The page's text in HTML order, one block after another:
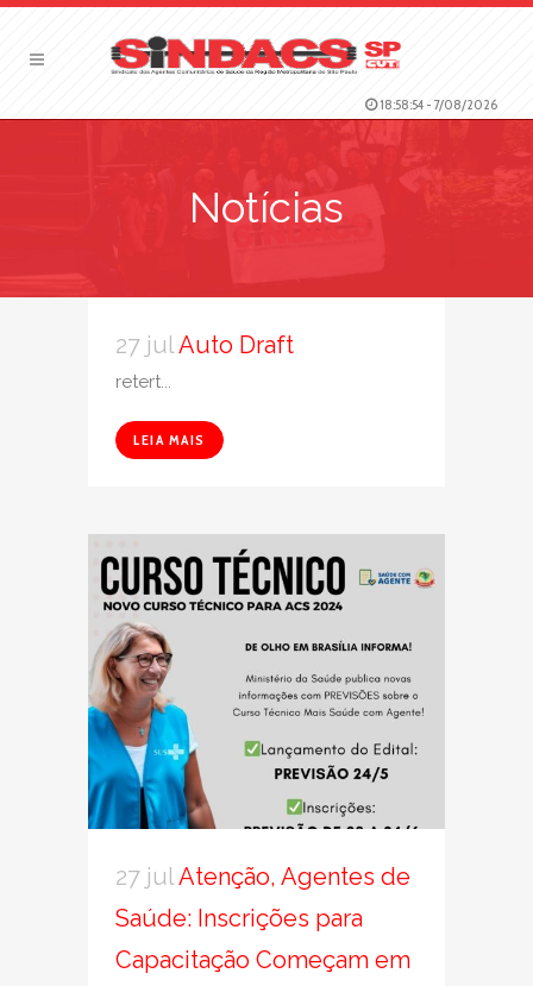
18:58:55 - 7/08/2026
Notícias
27 julAuto Draft
retert...
LEIA MAIS
27 julAtenção, Agentes de
Saúde: Inscrições para
Capacitação Começam em